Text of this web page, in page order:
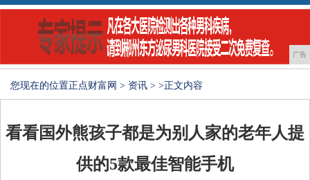
广告
您现在的位置正点财富网 > 资讯 > >正文内容
看看国外熊孩子都是为别人家的老年人提
供的5款最佳智能手机